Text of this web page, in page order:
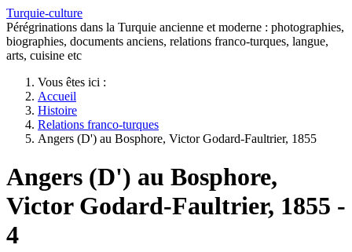
Turquie-culture
Pérégrinations dans la Turquie ancienne et moderne : photographies,
biographies, documents anciens, relations franco-turques, langue,
arts, cuisine etc
Vous êtes ici :
Accueil
Histoire
Relations franco-turques
Angers (D') au Bosphore, Victor Godard-Faultrier, 1855
Angers (D') au Bosphore,
Victor Godard-Faultrier, 1855 -
4